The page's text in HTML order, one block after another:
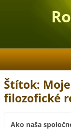
Štítok:
filozofické
Ako naša